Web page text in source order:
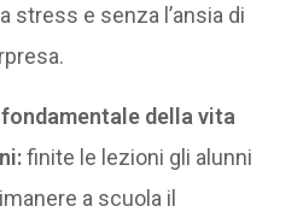
stress e senza l’ansia di
della vita
finite le lezioni gli alunni
a scuola il